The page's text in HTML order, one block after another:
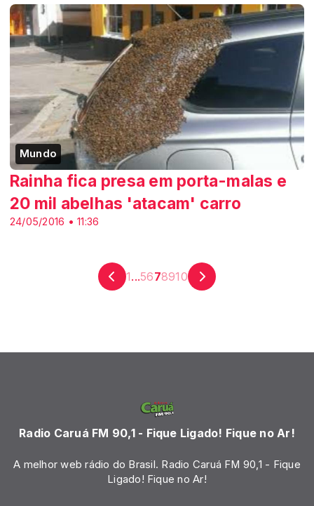
Mundo
24/05/2016 • 11:36
Rainha fica presa em porta-malas e
20 mil abelhas 'atacam' carro
1...5678910
Radio Caruá FM 90,1 - Fique Ligado! Fique no Ar!
A melhor web rádio do Brasil. Radio Caruá FM 90,1 - Fique
Ligado! Fique no Ar!